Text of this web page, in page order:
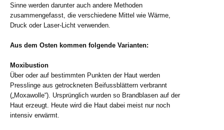
Sinne werden darunter auch andere Methoden
zusammengefasst, die verschiedene Mittel wie Wärme,
Druck oder Laser-Licht verwenden.
Aus dem Osten kommen folgende Varianten:
Moxibustion
Über oder auf bestimmten Punkten der Haut werden
Presslinge aus getrockneten Beifussblättern verbrannt
(„Moxawolle“). Ursprünglich wurden so Brandblasen auf der
Haut erzeugt. Heute wird die Haut dabei meist nur noch
intensiv erwärmt.